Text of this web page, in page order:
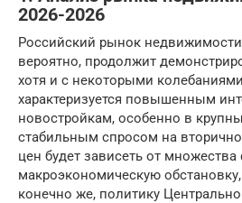
2026-2026
Российский рынок недвижимости
вероятно, продолжит
хотя и с некоторыми
характеризуется повышенным
новостройкам, особенно в
стабильным спросом на
цен будет зависеть от
макроэкономическую
конечно же, политику